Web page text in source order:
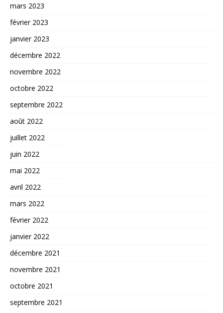
mars 2023
février 2023
janvier 2023
décembre 2022
novembre 2022
octobre 2022
septembre 2022
août 2022
juillet 2022
juin 2022
mai 2022
avril 2022
mars 2022
février 2022
janvier 2022
décembre 2021
novembre 2021
octobre 2021
septembre 2021